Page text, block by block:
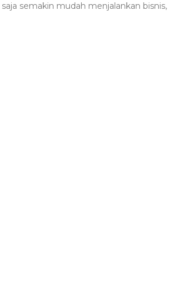
semakin mudah menjalankan bisnis,